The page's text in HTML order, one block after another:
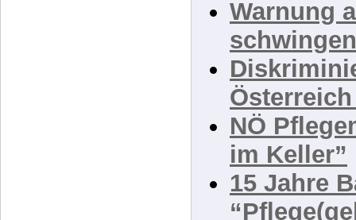
Warnung
NÖ
im Keller”
15 Jahre